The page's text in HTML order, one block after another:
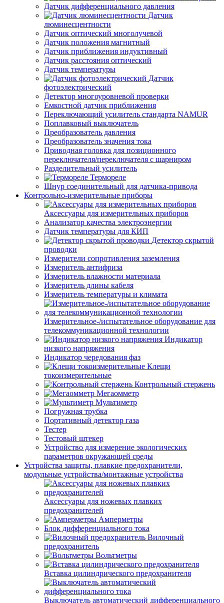
Датчик дифференциального давления
Датчик
люминесцентности
Датчик оптический многолучевой
Датчик положения магнитный
Датчик приближения индуктивный
Датчик расстояния оптический
Датчик температуры
Датчик
фотоэлектрический
Детектор многоуровневой проверки
Емкостной датчик приближения
Переключающий усилитель стандарта NAMUR
Поплавковый выключатель
Преобразователь давления
Преобразователь значения тока
Приводная головка для позиционного
переключателя/переключателя с шарниром
Разделительный усилитель
Термореле
Шнур соединительный для датчика-привода
Контрольно-измерительные приборы
Аксессуары для измерительных приборов
Анализатор качества электроэнергии
Датчик температуры для КИП
Детектор скрытой
проводки
Измерители сопротивления заземления
Измеритель антифриза
Измеритель влажности материала
Измеритель длины кабеля
Измеритель температуры и климата
Измерительное-/испытательное оборудование для
телекоммуникационной технологии
Индикатор
низкого напряжения
Индикатор чередования фаз
Клещи
токоизмерительные
Контрольный стержень
Мегаомметр
Мультиметр
Погружная трубка
Портативный детектор газа
Тестер
Тестовый штекер
Устройство для измерение экологических
параметров окружающей среды
Устройства защиты, плавкие предохранители,
модульные устройства/монтажные устройства
Аксессуары для ножевых плавких
предохранителей
Амперметры
Блок дифференциального тока
Вилочный
предохранитель
Вольтметры
Вставка цилиндрического предохранителя
Выключатель автоматический дифференциального